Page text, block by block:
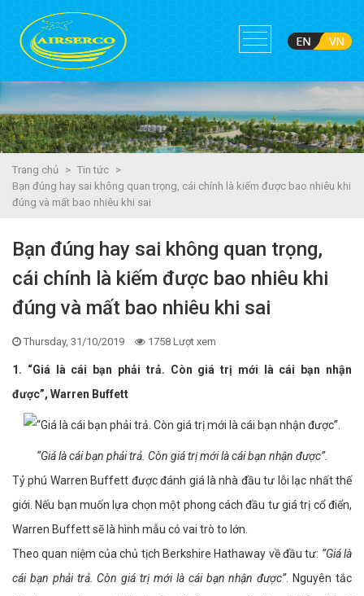
Trang chủ > Tin tức >
Bạn đúng hay sai không quan trọng, cái chính là kiếm được bao nhiêu khi
đúng và mất bao nhiêu khi sai
Bạn đúng hay sai không quan trọng,
cái chính là kiếm được bao nhiêu khi
đúng và mất bao nhiêu khi sai
Thursday, 31/10/2019 1758 Lượt xem
1. “Giá là cái bạn phải trả. Còn giá trị mới là cái bạn nhận
được”, Warren Buffett
“Giá là cái bạn phải trả. Còn giá trị mới là cái bạn nhận được”.
Tỷ phú Warren Buffett được đánh giá là nhà đầu tư lỗi lạc nhất thế
giới. Nếu bạn muốn lựa chọn một phong cách đầu tư giá trị cổ điển,
Warren Buffett sẽ là hình mẫu có vai trò to lớn.
Theo quan niệm của chủ tịch Berkshire Hathaway về đầu tư: “Giá là
cái bạn phải trả. Còn giá trị mới là cái bạn nhận được”. Nguyên tắc